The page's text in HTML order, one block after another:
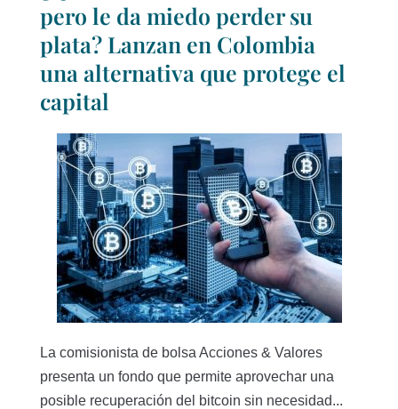
pero le da miedo perder su
plata? Lanzan en Colombia
una alternativa que protege el
capital
La comisionista de bolsa Acciones & Valores
presenta un fondo que permite aprovechar una
posible recuperación del bitcoin sin necesidad...